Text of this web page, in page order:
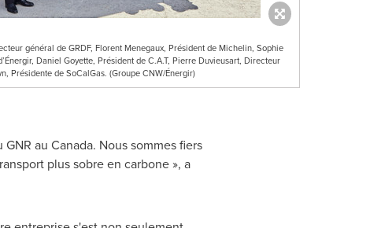
général de GRDF, Florent Menegaux, Président de Michelin, Sophie
Daniel Goyette, Président de C.A.T, Pierre Duvieusart, Directeur
Présidente de SoCalGas. (Groupe CNW/Énergir)
au Canada. Nous sommes fiers
plus sobre en carbone », a